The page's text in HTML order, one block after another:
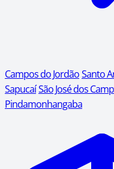
Campos do JordãoSanto
SapucaíSão José dos
Pindamonhangaba